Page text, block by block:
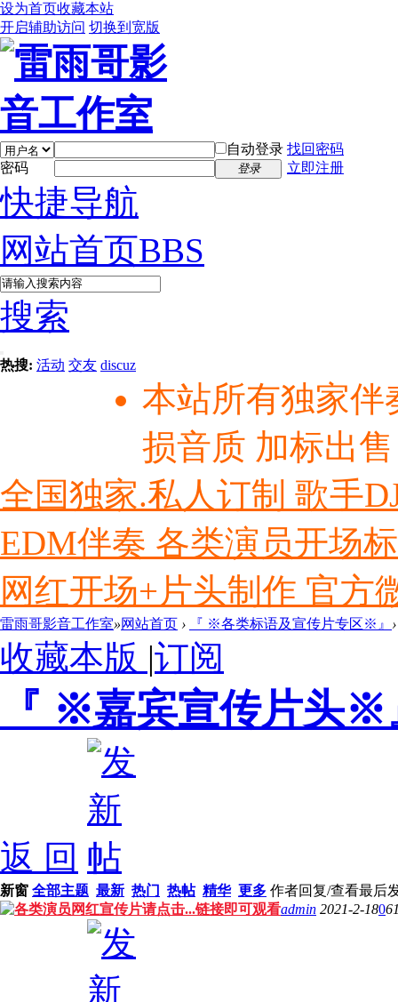
设为首页收藏本站
开启辅助访问 切换到宽版
自动登录 找回密码
密码
登录 立即注册
快捷导航
网站首页BBS
搜索
热搜: 活动 交友 discuz
本站所有独家伴
损音质 加标出
全国独家.私人订制 歌手
EDM伴奏 各类演员开场
网红开场+片头制作 官方
雷雨哥影音工作室»网站首页 › 『 ※各类标语及宣传片专区※』 ›
收藏本版 |订阅
『 ※嘉宾宣传片头※
返 回
新窗 全部主题 最新 热门 热帖 精华 更多 作者回复/查看最后
各类演员网红宣传片请点击...链接即可观看admin 2021-2-180